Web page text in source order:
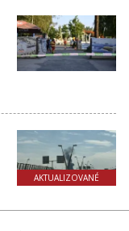
AKTUALIZOVANÉ